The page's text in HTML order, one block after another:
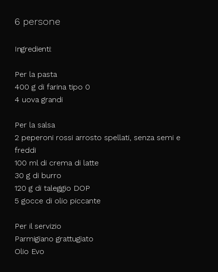
6 persone
Ingredienti:
Per la pasta
400 g di farina tipo 0
4 uova grandi
Per la salsa
2 peperoni rossi arrosto spellati, senza semi e
freddi
100 ml di crema di latte
30 g di burro
120 g di taleggio DOP
5 gocce di olio piccante
Per il servizio
Parmigiano grattugiato
Olio Evo